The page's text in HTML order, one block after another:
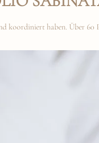
koordiniert haben. Über 60